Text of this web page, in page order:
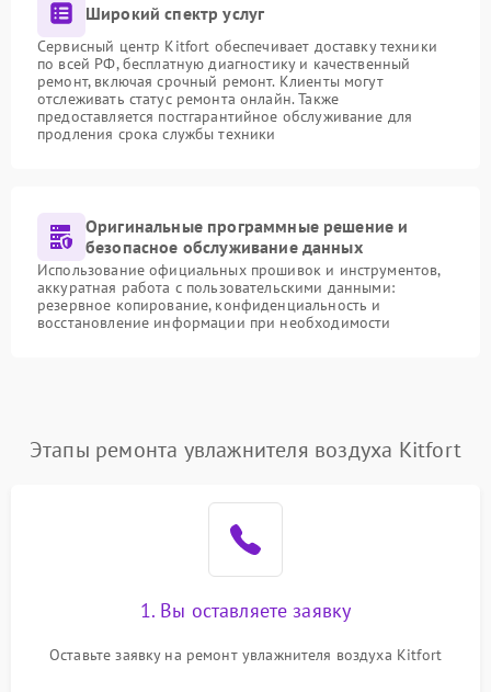
Широкий спектр услуг
Сервисный центр Kitfort обеспечивает доставку техники
по всей РФ, бесплатную диагностику и качественный
ремонт, включая срочный ремонт. Клиенты могут
отслеживать статус ремонта онлайн. Также
предоставляется постгарантийное обслуживание для
продления срока службы техники
Оригинальные программные решение и
безопасное обслуживание данных
Использование официальных прошивок и инструментов,
аккуратная работа с пользовательскими данными:
резервное копирование, конфиденциальность и
восстановление информации при необходимости
Этапы ремонта увлажнителя воздуха Kitfort
1. Вы оставляете заявку
Оставьте заявку на ремонт увлажнителя воздуха Kitfort